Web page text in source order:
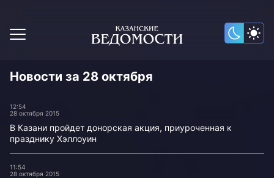
Новости за 28 октября
12:54
28 октября 2015
В Казани пройдет донорская акция, приуроченная к
празднику Хэллоуин
11:54
28 октября 2015